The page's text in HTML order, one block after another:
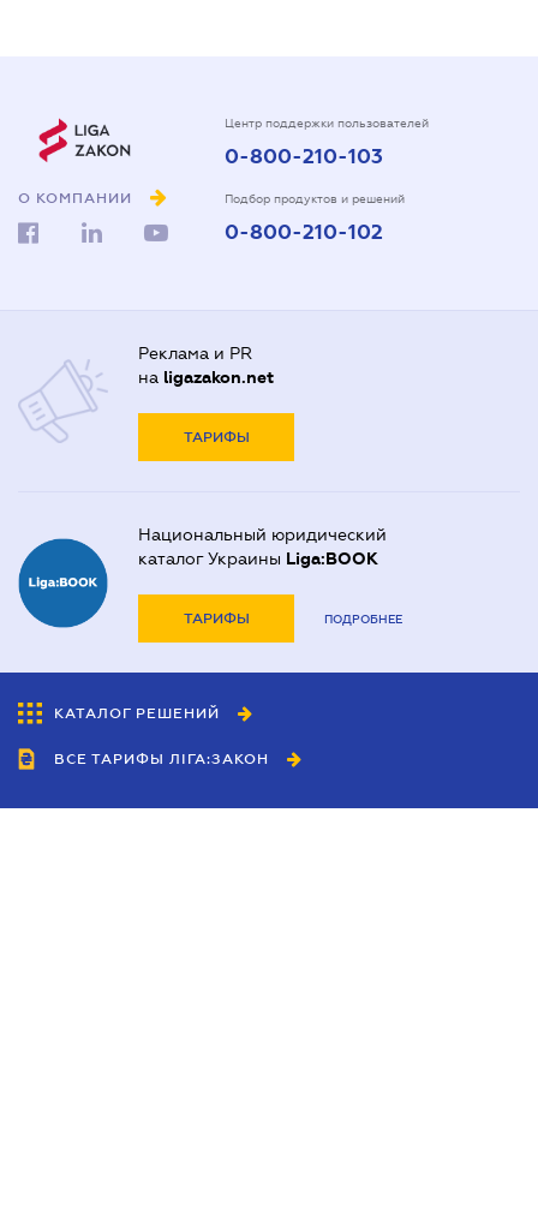
О КОМПАНИИ
Центр поддержки пользователей
0-800-210-103
Подбор продуктов и решений
0-800-210-102
Реклама и PR
на ligazakon.net
ТАРИФЫ
Национальный юридический
каталог Украины Liga:BOOK
ТАРИФЫ ПОДРОБНЕЕ
КАТАЛОГ РЕШЕНИЙ
ВСЕ ТАРИФЫ ЛІГА:ЗАКОН